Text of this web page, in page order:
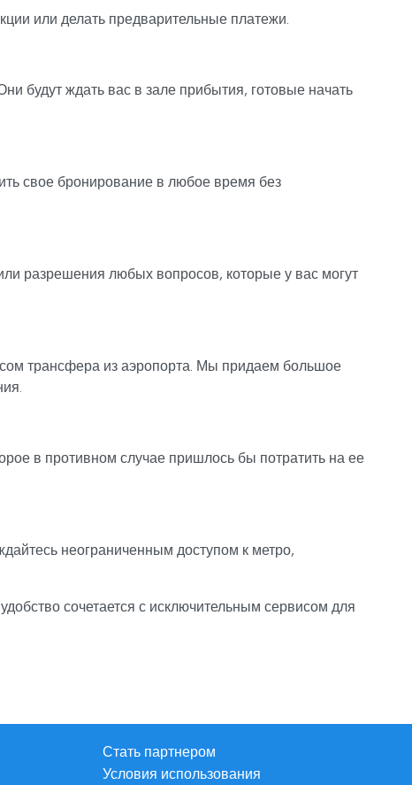
или делать предварительные платежи.
будут ждать вас в зале прибытия, готовые начать
свое бронирование в любое время без
разрешения любых вопросов, которые у вас могут
трансфера из аэропорта. Мы придаем большое
в противном случае пришлось бы потратить на ее
неограниченным доступом к метро,
сочетается с исключительным сервисом для
Стать партнером
Условия использования